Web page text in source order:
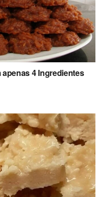
4 Ingredientes